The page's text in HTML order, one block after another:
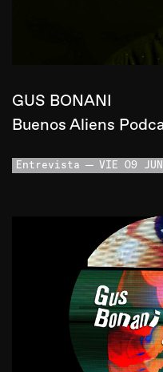
GUS BONANI
Buenos Aliens
Entrevista VIE 09